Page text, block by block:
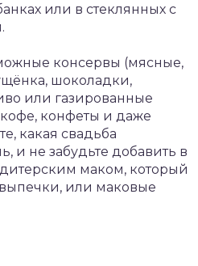
или в стеклянных с
консервы (мясные,
шоколадки,
или газированные
кофе, конфеты и даже
какая свадьба
и не забудьте добавить в
маком, который
или маковые